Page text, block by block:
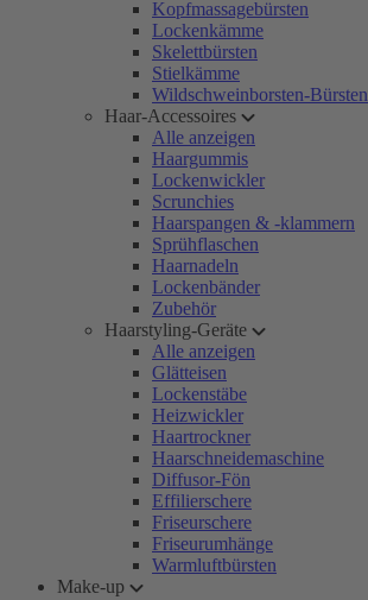
Kopfmassagebürsten
Lockenkämme
Skelettbürsten
Stielkämme
Wildschweinborsten-Bürsten
Haar-Accessoires
Alle anzeigen
Haargummis
Lockenwickler
Scrunchies
Haarspangen & -klammern
Sprühflaschen
Haarnadeln
Lockenbänder
Zubehör
Haarstyling-Geräte
Alle anzeigen
Glätteisen
Lockenstäbe
Heizwickler
Haartrockner
Haarschneidemaschine
Diffusor-Fön
Effilierschere
Friseurschere
Friseurumhänge
Warmluftbürsten
Make-up